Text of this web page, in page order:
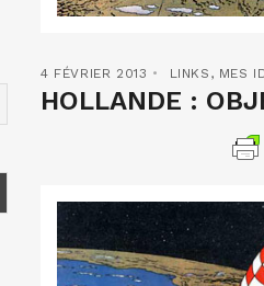
4 FÉVRIER 2013 LINKS , MES
HOLLANDE :